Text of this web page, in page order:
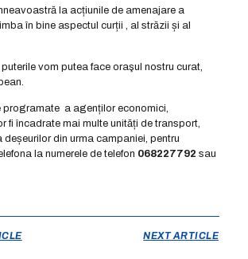
la acțiunile de amenajare a
în bine aspectul curții , al străzii și al
puterile vom putea face oraşul nostru curat,
programate a agenților economici,
fi încadrate mai multe unități de transport,
deșeurilor din urma campaniei, pentru
la numerele de telefon 068227792 sau
NEXT ARTICLE